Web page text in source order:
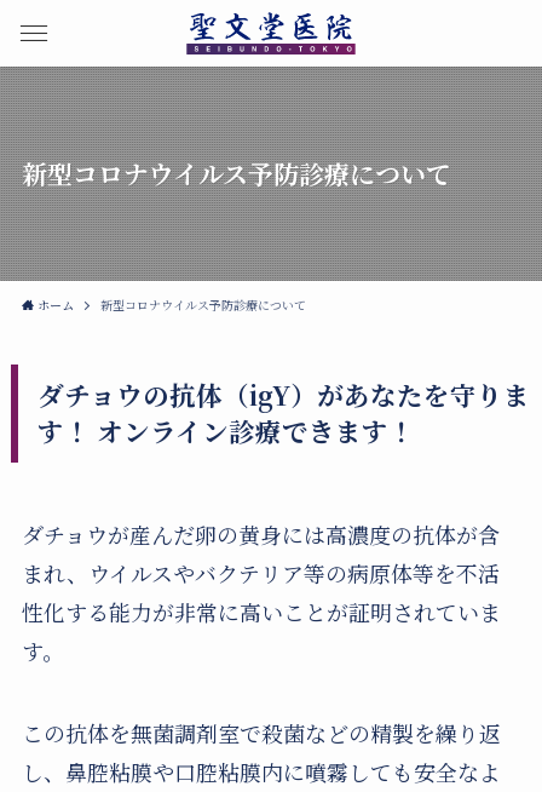
新型コロナウイルス予防診療について
ホーム 新型コロナウイルス予防診療について
ダチョウの抗体（igY）があなたを守りま
す！ オンライン診療できます！
ダチョウが産んだ卵の黄身には高濃度の抗体が含
まれ、ウイルスやバクテリア等の病原体等を不活
性化する能力が非常に高いことが証明されていま
す。
この抗体を無菌調剤室で殺菌などの精製を繰り返
し、鼻腔粘膜や口腔粘膜内に噴霧しても安全なよ